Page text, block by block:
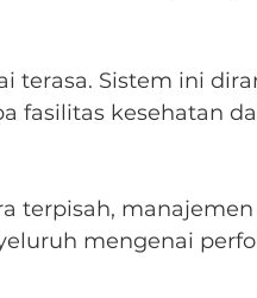
terasa. Sistem ini
fasilitas kesehatan
terpisah,
mengenai